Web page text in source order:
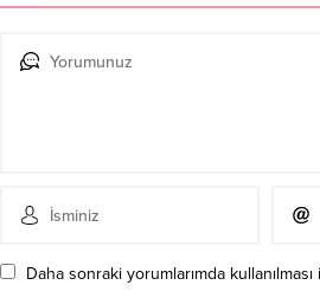
Daha sonraki yorumlarımda